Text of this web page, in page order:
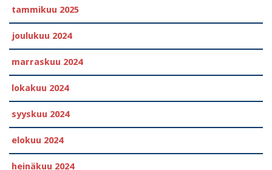
tammikuu 2025
joulukuu 2024
marraskuu 2024
lokakuu 2024
syyskuu 2024
elokuu 2024
heinäkuu 2024